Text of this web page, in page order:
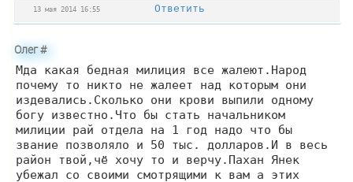
13 мая 2014 16:55 Ответить
Олег#
Мда какая бедная милиция все жалеют.Народ
почему то никто не жалеет над которым они
издевались.Сколько они крови выпили одному
богу известно.Что бы стать начальником
милиции рай отдела на 1 год надо что бы
звание позволяло и 50 тыс. долларов.И в весь
район твой,чё хочу то и верчу.Пахан Янек
убежал со своими смотрящими к вам а этих